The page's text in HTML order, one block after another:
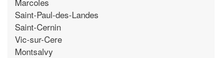
Saint-Paul-des-Landes
Saint-Cernin
Vic-sur-Cere
Montsalvy